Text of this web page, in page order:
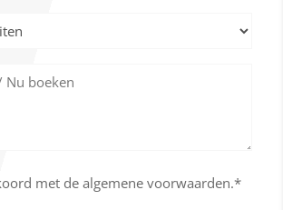
met de algemene voorwaarden.*